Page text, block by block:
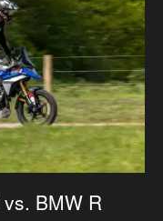
BMW R